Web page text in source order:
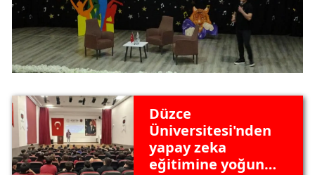
Düzce
Üniversitesi'nden
yapay zeka
eğitimine yoğun